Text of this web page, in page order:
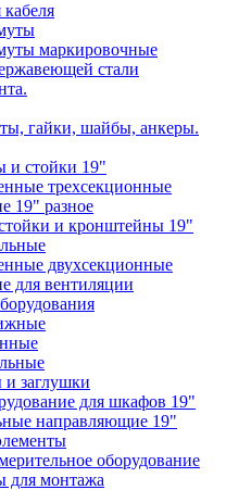
маркировочные
стали
гайки, шайбы, анкеры.
стойки 19"
трехсекционные
19" разное
и кронштейны 19"
двухсекционные
для вентиляции
и заглушки
для шкафов 19"
направляющие 19"
оборудование
для монтажа